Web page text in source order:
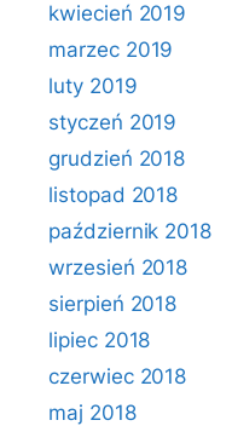
kwiecień 2019
marzec 2019
luty 2019
styczeń 2019
grudzień 2018
listopad 2018
październik 2018
wrzesień 2018
sierpień 2018
lipiec 2018
czerwiec 2018
maj 2018